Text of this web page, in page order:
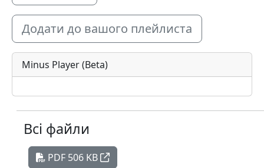
Додати до вашого плейлиста
Minus Player (Beta)
Всі файли
PDF 506 KB